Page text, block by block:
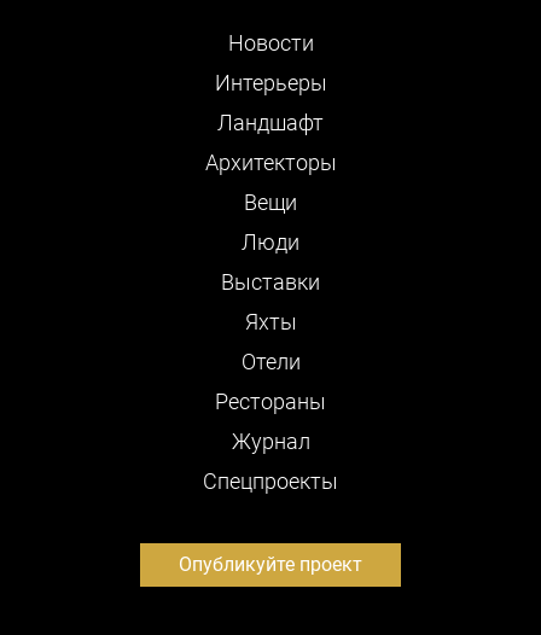
Новости
Интерьеры
Ландшафт
Архитекторы
Вещи
Люди
Выставки
Яхты
Отели
Рестораны
Журнал
Cпецпроекты
Опубликуйте проект